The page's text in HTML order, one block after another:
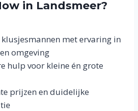
in Landsmeer?
klusjesmannen met ervaring in
omgeving
hulp voor kleine én grote
prijzen en duidelijke